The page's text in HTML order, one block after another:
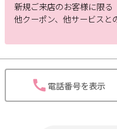
新規ご来店のお客様に限る
他クーポン、他サービスと
電話番号を表示